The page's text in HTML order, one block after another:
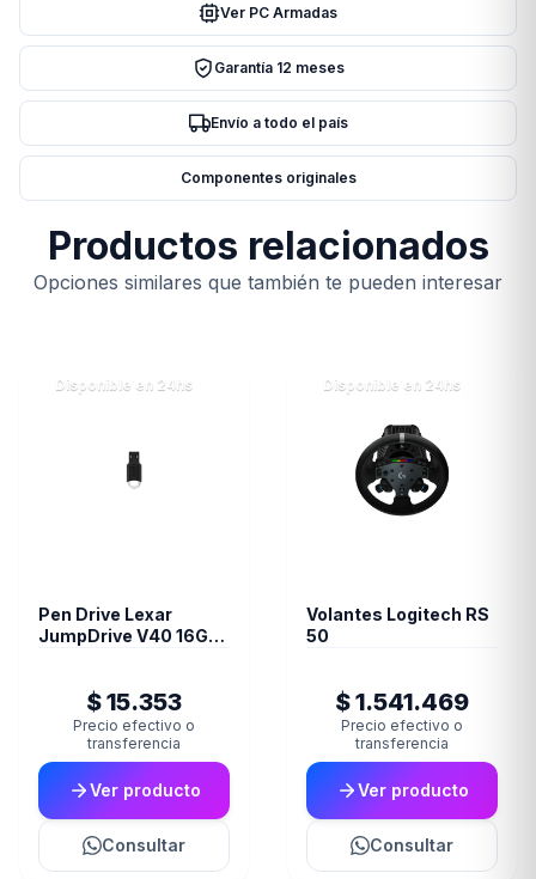
Ver PC Armadas
Garantía 12 meses
Envío a todo el país
Componentes originales
Productos relacionados
Opciones similares que también te pueden interesar
Disponible en 24hs
Pen Drive Lexar
JumpDrive V40 16GB
$ 15.353
Precio efectivo o
transferencia
Ver producto
Consultar
Disponible en 24hs
Volantes Logitech RS
50
$ 1.541.469
Precio efectivo o
transferencia
Ver producto
Consultar